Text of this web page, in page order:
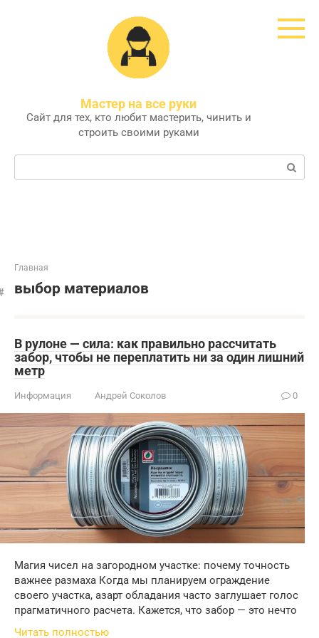
Мастер на все руки
Сайт для тех, кто любит мастерить, чинить и
строить своими руками
Поиск:
Главная
выбор материалов
В рулоне — сила: как правильно рассчитать
забор, чтобы не переплатить ни за один лишний
метр
Информация Андрей Соколов 0
Магия чисел на загородном участке: почему точность
важнее размаха Когда мы планируем ограждение
своего участка, азарт обладания часто заглушает голос
прагматичного расчета. Кажется, что забор — это нечто
Читать полностью